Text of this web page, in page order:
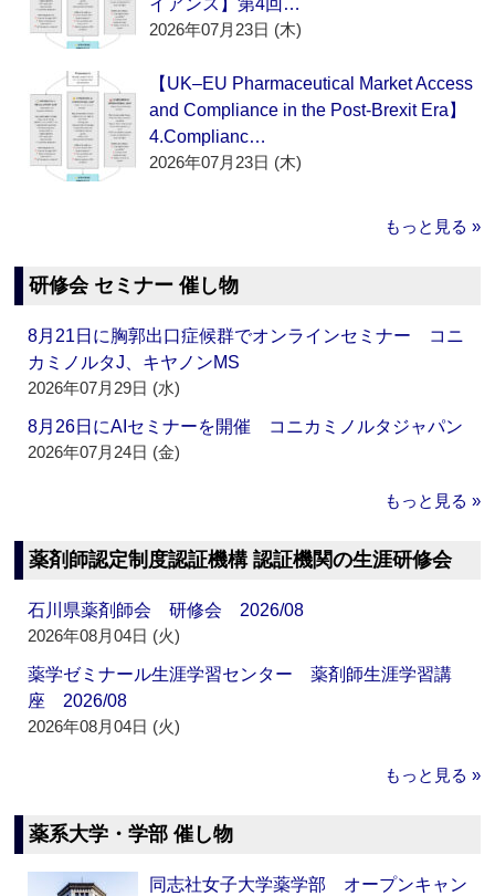
イアンス】第4回…
2026年07月23日 (木)
【UK–EU Pharmaceutical Market Access
and Compliance in the Post-Brexit Era】
4.Complianc…
2026年07月23日 (木)
もっと見る »
研修会 セミナー 催し物
8月21日に胸郭出口症候群でオンラインセミナー コニ
カミノルタJ、キヤノンMS
2026年07月29日 (水)
8月26日にAIセミナーを開催 コニカミノルタジャパン
2026年07月24日 (金)
もっと見る »
薬剤師認定制度認証機構 認証機関の生涯研修会
石川県薬剤師会 研修会 2026/08
2026年08月04日 (火)
薬学ゼミナール生涯学習センター 薬剤師生涯学習講
座 2026/08
2026年08月04日 (火)
もっと見る »
薬系大学・学部 催し物
同志社女子大学薬学部 オープンキャン